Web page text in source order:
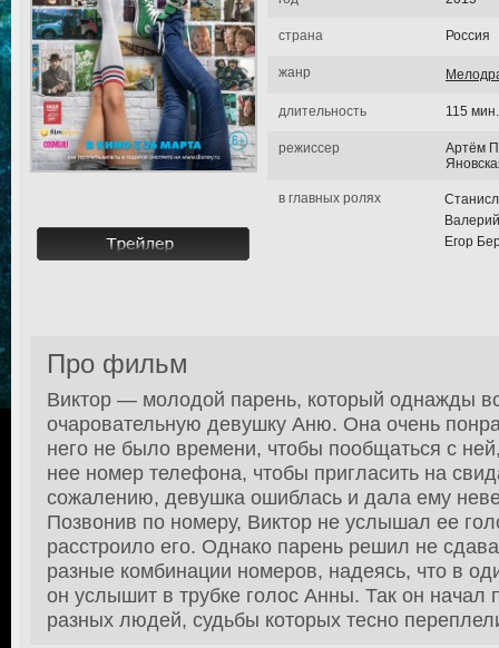
страна Россия
жанр
длительность 115 мин.
режиссер
Артём
в главных ролях
Егор
Про фильм
Виктор — молодой парень, который однажды
очаровательную девушку Аню. Она очень
него не было времени, чтобы пообщаться с
нее номер телефона, чтобы пригласить на
сожалению, девушка ошиблась и дала ему
Позвонив по номеру, Виктор не услышал ее
расстроило его. Однако парень решил не
разные комбинации номеров, надеясь, что в
он услышит в трубке голос Анны. Так он начал
разных людей, судьбы которых тесно